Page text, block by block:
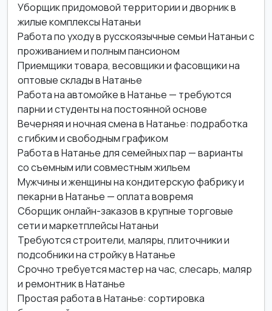
Уборщик придомовой территории и дворник в
жилые комплексы Натаньи
Работа по уходу в русскоязычные семьи Натаньи с
проживанием и полным пансионом
Приемщики товара, весовщики и фасовщики на
оптовые склады в Натанье
Работа на автомойке в Натанье — требуются
парни и студенты на постоянной основе
Вечерняя и ночная смена в Натанье: подработка
с гибким и свободным графиком
Работа в Натанье для семейных пар — варианты
со съемным или совместным жильем
Мужчины и женщины на кондитерскую фабрику и
пекарни в Натанье — оплата вовремя
Сборщик онлайн-заказов в крупные торговые
сети и маркетплейсы Натаньи
Требуются строители, маляры, плиточники и
подсобники на стройку в Натанье
Срочно требуется мастер на час, слесарь, маляр
и ремонтник в Натанье
Простая работа в Натанье: сортировка